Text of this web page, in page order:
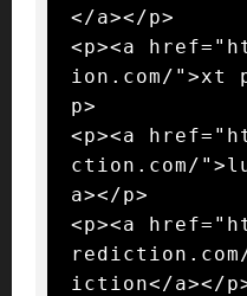
</a></p>
<p><a
ion.com/">xt
p>
<p><a
ction.com/
a></p>
<p><a
iction</a></